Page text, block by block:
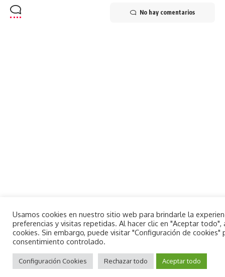
Privacy Policy andTerms of Use.
Aceptar
No hay comentarios
Usamos cookies en nuestro sitio web para brindarle la
preferencias y visitas repetidas. Al hacer clic en "Aceptar
cookies. Sin embargo, puede visitar "Configuración de cookies"
consentimiento controlado.
Configuración Cookies Rechazar todo Aceptar todo